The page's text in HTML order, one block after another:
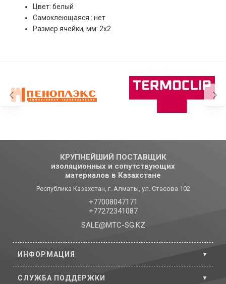
Цвет: белый
Самоклеющаяся : нет
Размер ячейки, мм: 2х2
КРУПНЕЙШИЙ ПОСТАВЩИК
изоляционных и сопутствующих
материалов в Казахстане
Республика Казахстан, г. Алматы, ул. Стасова 102
+77008047171
+77272341087
SALE@MTC-SG.KZ
ИНФОРМАЦИЯ
СЛУЖБА ПОДДЕРЖКИ